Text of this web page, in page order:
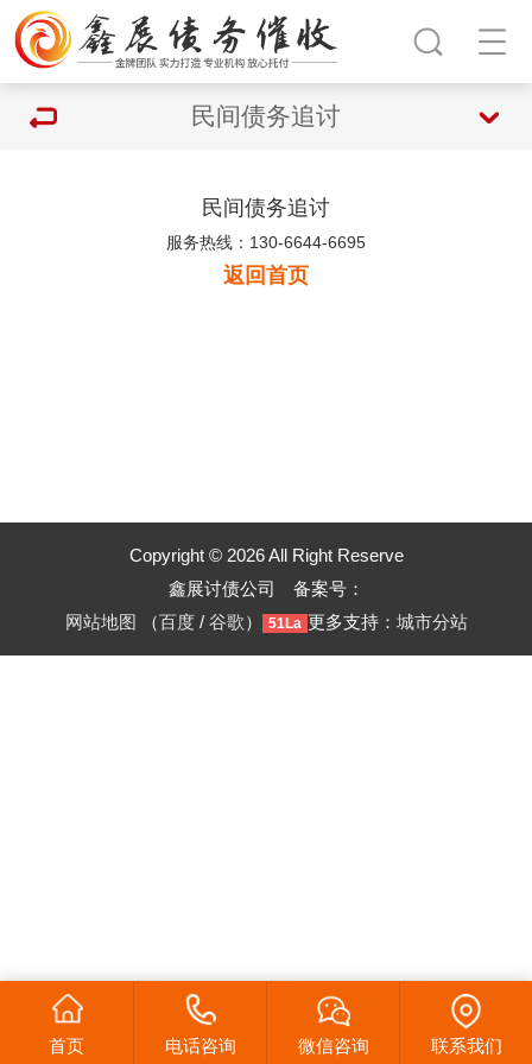
民间债务追讨
民间债务追讨
服务热线：130-6644-6695
返回首页
Copyright © 2026 All Right Reserve
鑫展讨债公司 备案号：
网站地图 （百度/ 谷歌） 51La 更多支持： 城市分站
首页 电话咨询 微信咨询 联系我们